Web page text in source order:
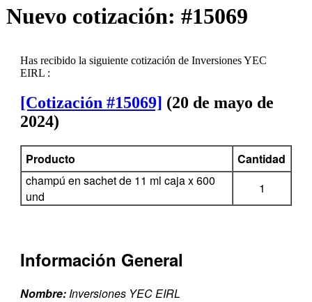
Nuevo cotización: #15069
Has recibido la siguiente cotización de Inversiones YEC
EIRL :
[Cotización #15069] (20 de mayo de
2024)
Producto
Cantidad
champú en sachet de 11 ml caja x 600
und
1
Información General
Nombre:Inversiones YEC EIRL